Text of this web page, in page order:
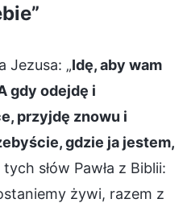
Jezusa: „Idę, aby wam
gdy odejdę i
przyjdę znowu i
gdzie ja jestem,
słów Pawła z Biblii:
żywi, razem z